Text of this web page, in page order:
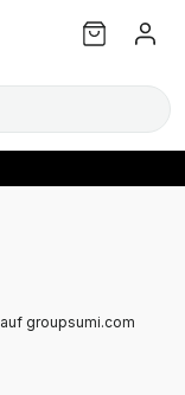
groupsumi.com